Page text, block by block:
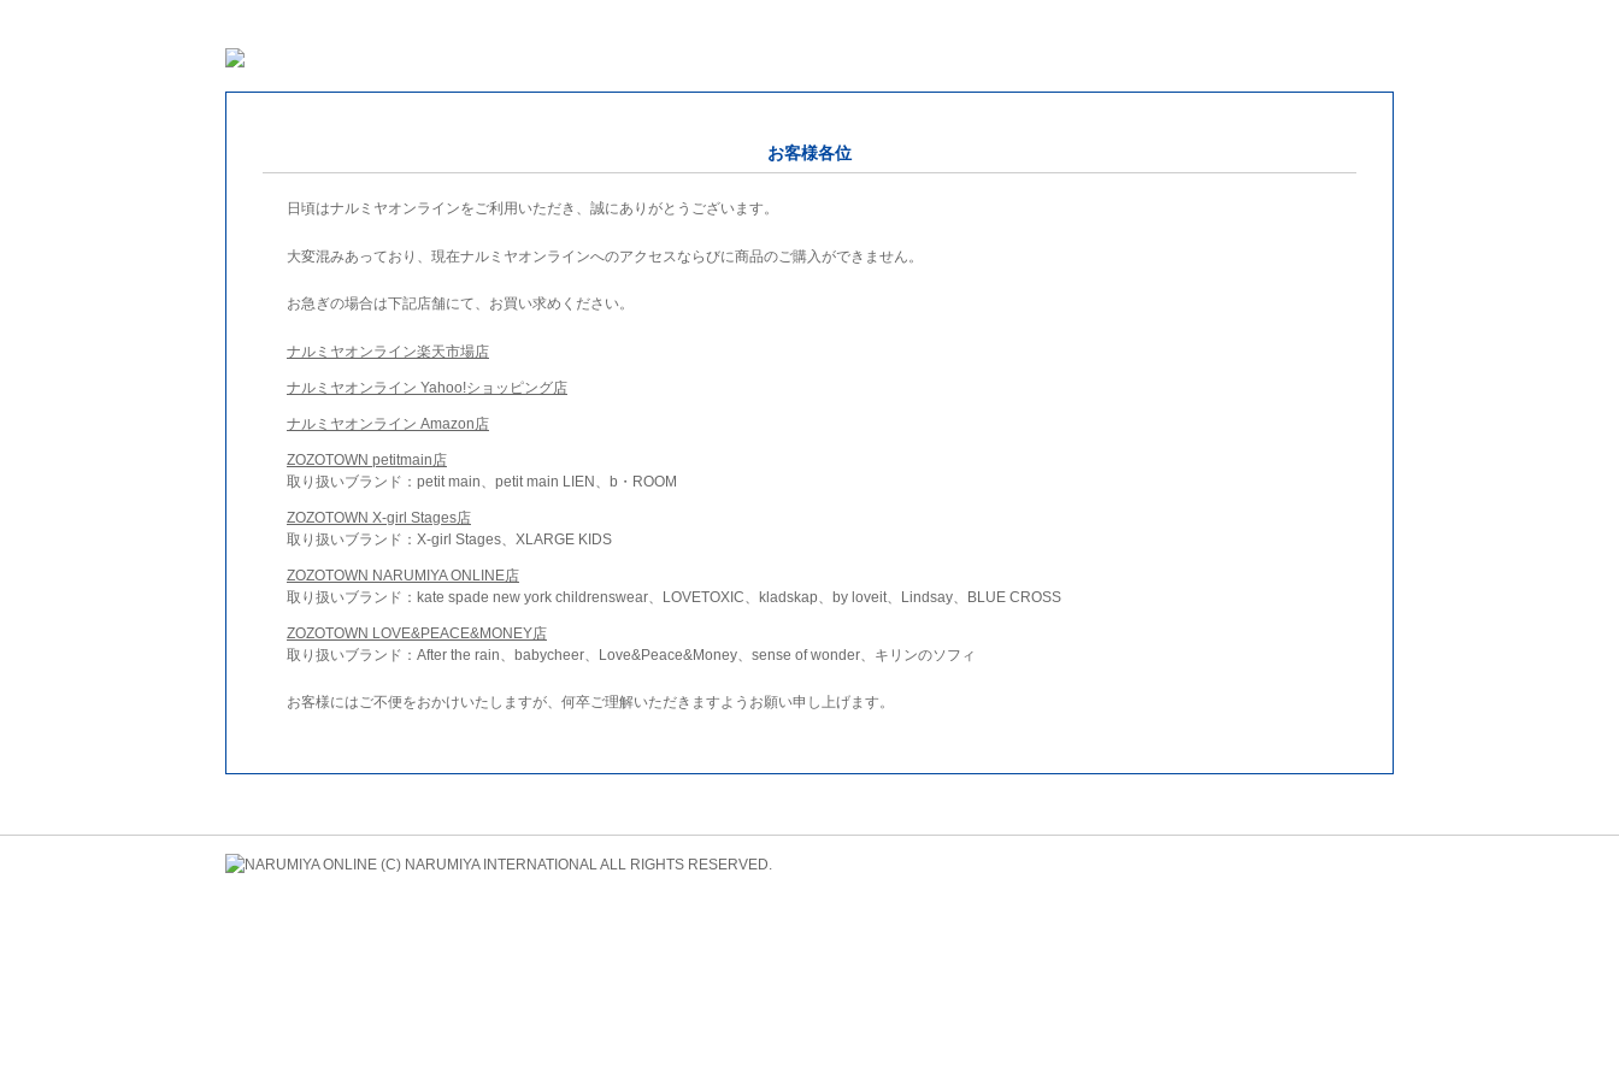
お客様各位
日頃はナルミヤオンラインをご利用いただき、誠にありがとうございます。
大変混みあっており、現在ナルミヤオンラインへのアクセスならびに商品のご購入ができません。
お急ぎの場合は下記店舗にて、お買い求めください。
ナルミヤオンライン楽天市場店
ナルミヤオンライン Yahoo!ショッピング店
ナルミヤオンライン Amazon店
ZOZOTOWN petitmain店
取り扱いブランド：petit main、petit main LIEN、b・ROOM
ZOZOTOWN X-girl Stages店
取り扱いブランド：X-girl Stages、XLARGE KIDS
ZOZOTOWN NARUMIYA ONLINE店
取り扱いブランド：kate spade new york childrenswear、LOVETOXIC、kladskap、by loveit、Lindsay、BLUE CROSS
ZOZOTOWN LOVE&PEACE&MONEY店
取り扱いブランド：After the rain、babycheer、Love&Peace&Money、sense of wonder、キリンのソフィ
お客様にはご不便をおかけいたしますが、何卒ご理解いただきますようお願い申し上げます。